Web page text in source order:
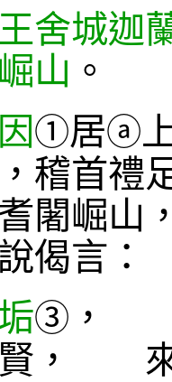
王舍城迦
山 。
①居ⓐ
稽首禮
闍崛山
偈言：
③ ，
， 來